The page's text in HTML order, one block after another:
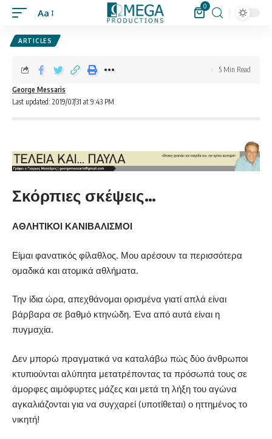
Aa
0
ARTICLES
Last updated: 2019/07/31 at 9:43 PM
George Messaris
5 Min Read
Σκόρπιες σκέψεις…
ΑΘΛΗΤΙΚΟΙ ΚΑΝΙΒΑΛΙΣΜΟΙ
Είμαι φανατικός φίλαθλος. Μου αρέσουν τα περισσότερα
ομαδικά και ατομικά αθλήματα.
Την ίδια ώρα, απεχθάνομαι ορισμένα γιατί απλά είναι
βάρβαρα σε βαθμό κτηνώδη. Ένα από αυτά είναι η
πυγμαχία.
Δεν μπορώ πραγματικά να καταλάβω πώς δύο άνθρωποι
κτυπιούνται αλύπητα μετατρέποντας τα πρόσωπά τους σε
άμορφες αιμόφυρτες μάζες και μετά τη λήξη του αγώνα
αγκαλιάζονται για να συγχαρεί (υποτίθεται) ο ηττημένος το
νικητή!